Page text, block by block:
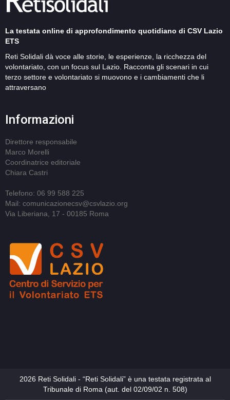
La testata online di approfondimento quotidiano di CSV Lazio
ETS
Reti Solidali dà voce alle storie, le esperienze, la ricchezza del
volontariato, con un focus sul Lazio. Racconta gli scenari in cui
terzo settore e volontariato si muovono e i cambiamenti che li
attraversano
Informazioni
Direttore responsabile
Marco Morelli
Coordinatrice editoriale
Chiara Castri
Telefono: 06 99 588 225
Mail: comunicazionecsv@csvlazio.org
Via Liberiana, 17 - 00185 Roma
2026 Reti Solidali - “Reti Solidali” è una testata registrata al
Tribunale di Roma (aut. del 02/09/02 n. 508)